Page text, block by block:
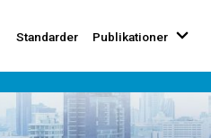
Standarder Publikationer